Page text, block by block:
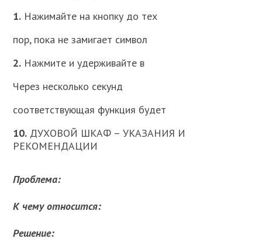
1. Нажимайте на кнопку до тех
пор, пока не замигает символ
2. Нажмите и удерживайте в
Через несколько секунд
соответствующая функция будет
10. ДУХОВОЙ ШКАФ – УКАЗАНИЯ И
РЕКОМЕНДАЦИИ
Проблема:
К чему относится:
Решение: